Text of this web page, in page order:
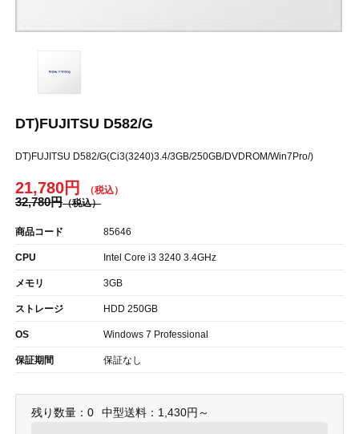
DT)FUJITSU D582/G
DT)FUJITSU D582/G(Ci3(3240)3.4/3GB/250GB/DVDROM/Win7Pro/)
21,780円
32,780円
商品コード 85646
CPU Intel Core i3 3240 3.4GHz
メモリ 3GB
ストレージ HDD 250GB
OS Windows 7 Professional
保証期間 保証なし
残り数量：0 中型送料：1,430円～